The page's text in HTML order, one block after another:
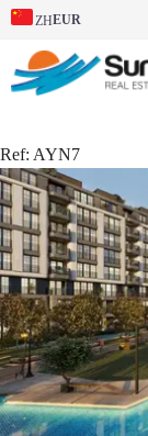
ZHEUR
Ref: AYN7